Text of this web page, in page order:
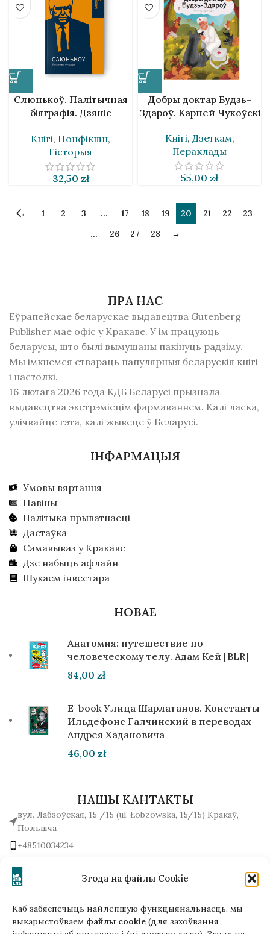
Згода на файлы Cookie
Каб забяспечыць найлепшую функцыянальнасць, мы
выкарыстоўваем файлы cookie (для захоўвання
Слюнькоў. Палітычная
біяграфія. Дзяніс
Кнігі, Нонфікшн,
Гісторыя
32,50 zł
Добры доктар Будзь-
Здароў. Карней Чукоўскі
Кнігі, Дзеткам,
Пераклады
55,00 zł
← 1 2 3 … 17 18 19 20 21 22
23
…
26 27 28 →
ПРА НАС
Еўрапейскае беларускае выдавецтва Gutenberg
Publisher мае офіс у Кракаве. У ім працуюць
беларусы, што былі вымушаны пакінуць радзiму.
Мы імкнемся ствараць папулярныя беларускія кнігі
і настолкі.
16 лютага 2026 года КДБ Беларусі прызнала
выдавецтва экстрэмісцім фармаваннем. Калі ласка,
улічвайце гэта, калі жывеце ў Беларусі.
ІНФАРМАЦЫЯ
Умовы вяртання
Навіны
Палітыка прыватнасці
Дастаўка
Самавываз у Кракаве
Дзе набыць афлайн
Шукаем інвестара
НОВАЕ
Анатомия: путешествие по
человеческому телу. Адам Кей [BLR]
84,00 zł
E-book Улица Шарлатанов. Константы
Ильдефонс Галчинский в переводах
Андрея Хадановича
46,00 zł
НАШЫ КАНТАКТЫ
вул. Лабзоўская, 15 /15 (ul. Łobzowska, 15/15) Кракаў,
Польшча
+48510034234
Напісаць нам!